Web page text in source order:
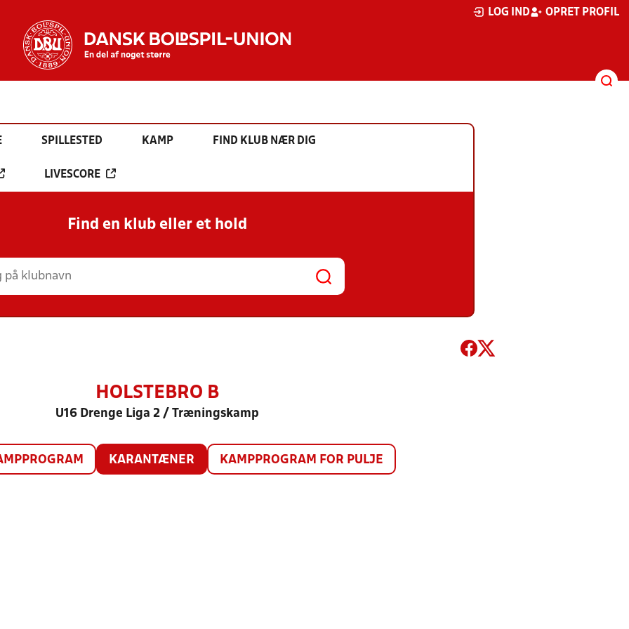
LOG IND OPRET PROFIL
SPILLESTED KAMP FIND KLUB NÆR DIG
LIVESCORE
Find en klub eller et hold
HOLSTEBRO B
U16 Drenge Liga 2 / Træningskamp
KARANTÆNER KAMPPROGRAM FOR PULJE